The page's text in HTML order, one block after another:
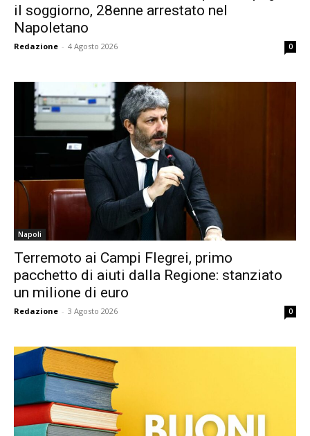
il soggiorno, 28enne arrestato nel
Napoletano
Redazione - 4 Agosto 2026 0
Napoli
Terremoto ai Campi Flegrei, primo
pacchetto di aiuti dalla Regione: stanziato
un milione di euro
Redazione - 3 Agosto 2026 0